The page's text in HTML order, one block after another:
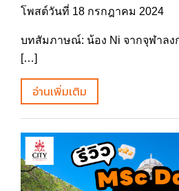
โพสต์วันที่ 18 กรกฎาคม 2024
บทสัมภาษณ์: น้อง Ni จากจุฬาล
[…]
อ่านเพิ่มเติม